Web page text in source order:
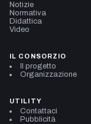
Notizie
Normativa
Didattica
Video
IL CONSORZIO
Il progetto
Organizzazione
UTILITY
Contattaci
Pubblicità